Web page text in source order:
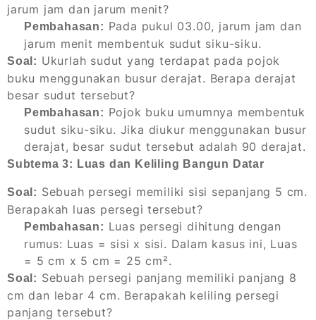
jarum jam dan jarum menit?
Pembahasan: Pada pukul 03.00, jarum jam dan
jarum menit membentuk sudut siku-siku.
Soal: Ukurlah sudut yang terdapat pada pojok
buku menggunakan busur derajat. Berapa derajat
besar sudut tersebut?
Pembahasan: Pojok buku umumnya membentuk
sudut siku-siku. Jika diukur menggunakan busur
derajat, besar sudut tersebut adalah 90 derajat.
Subtema 3: Luas dan Keliling Bangun Datar
Soal: Sebuah persegi memiliki sisi sepanjang 5 cm.
Berapakah luas persegi tersebut?
Pembahasan: Luas persegi dihitung dengan
rumus: Luas = sisi x sisi. Dalam kasus ini, Luas
= 5 cm x 5 cm = 25 cm².
Soal: Sebuah persegi panjang memiliki panjang 8
cm dan lebar 4 cm. Berapakah keliling persegi
panjang tersebut?